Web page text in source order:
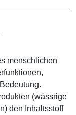
menschlichen
(wässrige
den Inhaltsstoff